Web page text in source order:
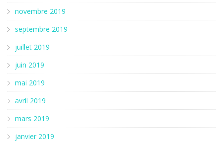
novembre 2019
septembre 2019
juillet 2019
juin 2019
mai 2019
avril 2019
mars 2019
janvier 2019